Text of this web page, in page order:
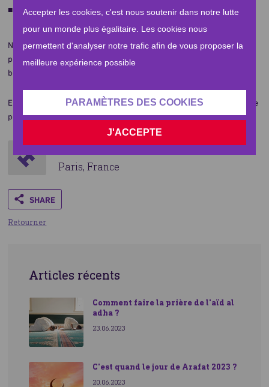
Accepter les cookies, c'est nous soutenir dans notre lutte
pour un monde plus égalitaire. Les cookies nous
permettent d'analyser notre trafic afin de vous proposer la
meilleure expérience possible
PARAMÈTRES DES COOKIES
J'ACCEPTE
90€ permettent à une famille de 5 personnes de recevoir un
colis alimentaire pour tenir un mois complet.
Nos équipes sont sur place depuis 2014. Grâce à vos dons, nous
pouvons réaliser nos projets sur place, mais nous avons encore
besoin de VOUS, aujourd'hui plus que jamais.
Ensemble, nous pouvons sauver des centaines de vie. Des milliers de
personnes attendent qu'on leur tende la main :
Par Human Appeal
Paris, France
Retourner
Articles récents
Comment faire la prière de l'aïd al
adha ?
23.06.2023
C'est quand le jour de Arafat 2023 ?
20.06.2023